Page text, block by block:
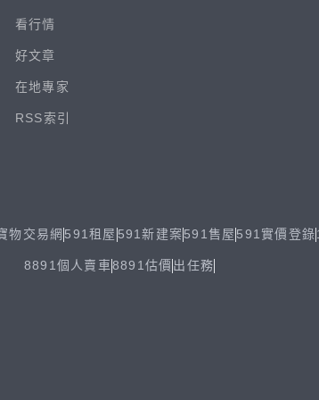
看行情
好文章
在地專家
RSS索引
物交易網 591租屋 591新建案591售屋 591實價登錄
8891個人賣車8891估價 出任務